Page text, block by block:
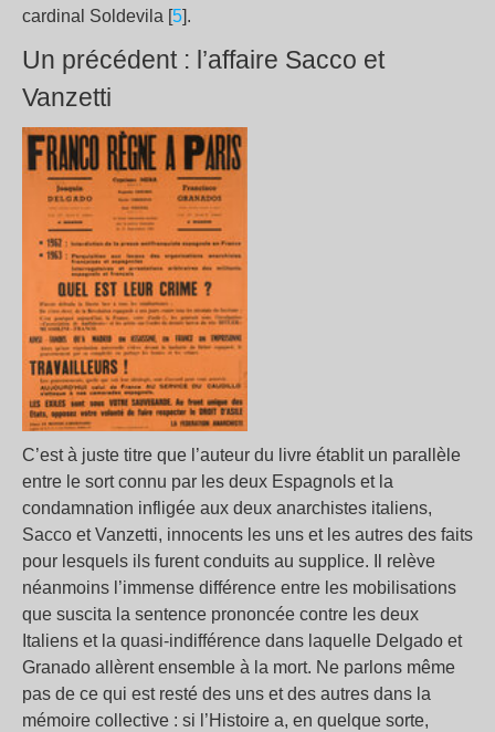
cardinal Soldevila [5].
Un précédent : l’affaire Sacco et
Vanzetti
C’est à juste titre que l’auteur du livre établit un parallèle
entre le sort connu par les deux Espagnols et la
condamnation infligée aux deux anarchistes italiens,
Sacco et Vanzetti, innocents les uns et les autres des faits
pour lesquels ils furent conduits au supplice. Il relève
néanmoins l’immense différence entre les mobilisations
que suscita la sentence prononcée contre les deux
Italiens et la quasi-indifférence dans laquelle Delgado et
Granado allèrent ensemble à la mort. Ne parlons même
pas de ce qui est resté des uns et des autres dans la
mémoire collective : si l’Histoire a, en quelque sorte,